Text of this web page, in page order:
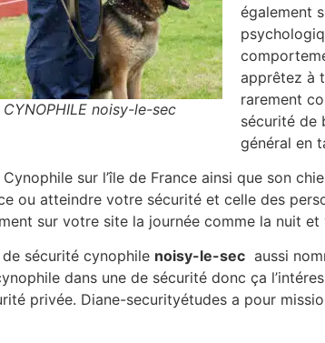
CYNOPHILE noisy-le-sec
également
apprêtez à
rarement
sécurité de
général en
Cynophile sur l’île de France ainsi que son
ou atteindre votre sécurité et celle des
sur votre site la journée comme la nuit
de sécurité cynophile noisy-le-sec aussi
dans une de sécurité donc ça
privée. Diane-securityétudes a pour